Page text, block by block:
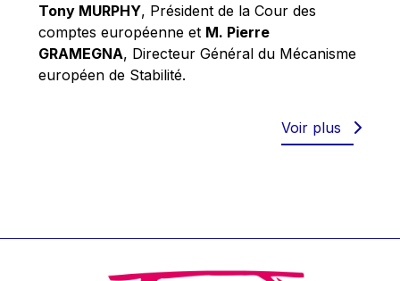
Richard Pelly
Robert Goebbels
Robert REYNDERS
Timothy Radcliffe
Vaclav Klaus
Tony MURPHY, Président de la Cour des
comptes européenne et M. Pierre
GRAMEGNA, Directeur Général du Mécanisme
européen de Stabilité.
Voir plus